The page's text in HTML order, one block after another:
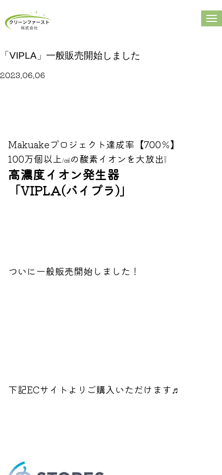
N
「VIPLA」一般販売開始しました
2023.06.06
Makuakeプロジェクト達成率【700％】
100万個以上/㎤の酸素イオンを大放出❕
高濃度イオン発生器
「VIPLA(バイプラ)」
ついに一般販売開始しました！
下記ECサイトよりご購入いただけます♬